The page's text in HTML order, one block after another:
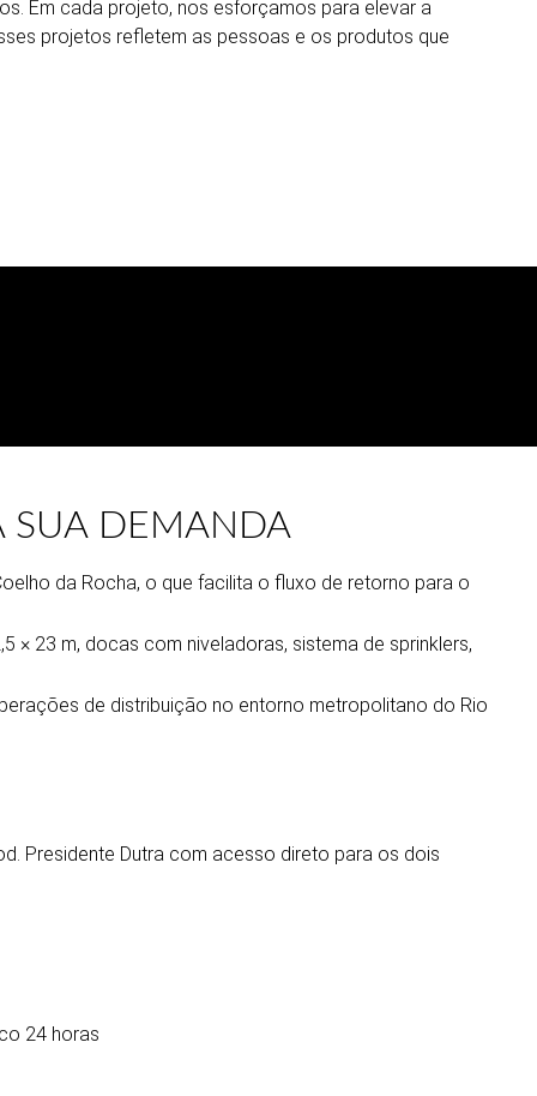
Em cada projeto, nos esforçamos para elevar a
projetos refletem as pessoas e os produtos que
SUA DEMANDA
da Rocha, o que facilita o fluxo de retorno para o
× 23 m, docas com niveladoras, sistema de sprinklers,
de distribuição no entorno metropolitano do Rio
Presidente Dutra com acesso direto para os dois
24 horas